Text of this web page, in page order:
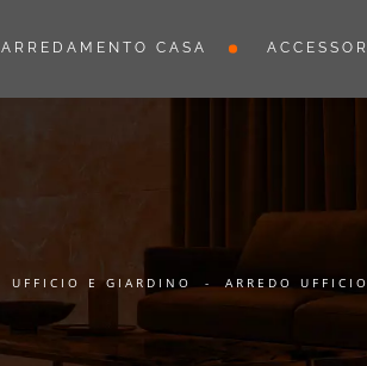
ARREDAMENTO CASA
UFFICIO E GIARDINO
- ARREDO UFFICIO